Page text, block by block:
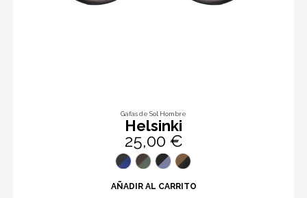
Gafas de Sol Hombre
Helsinki
25,00 €
AÑADIR AL CARRITO